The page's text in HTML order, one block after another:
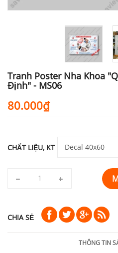
Tranh Poster Nha Khoa
Định" - MS06
80.000₫
CHẤT LIỆU, KT
CHIA SẺ
THÔNG TIN